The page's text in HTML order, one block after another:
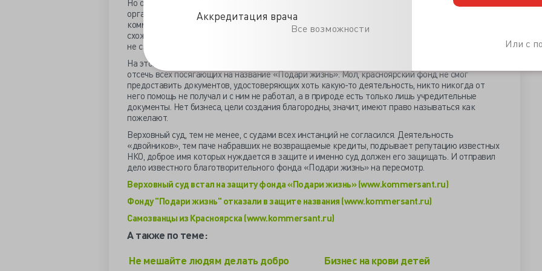
Аккредитация врача
Все возможности
Или с
Но оказалось, российское законодательство не определилось с правом некоммерческих
организаций на защиту имени собственного. Закон запрещает использовать «клоновое» имя в
коммерческих целях, не разрешает похожести названий политических партий, а про запрет на
схожее наименование не занимающихся коммерцией благотворительных фондов ничего в нём
не сказано.
На этом основании все судебные инстанции отказали фонду Корзун и Хаматовой в желании
отсечь всех посягающих на название «Подари жизнь». Мол, красноярский фонд не смог
предоставить документов, удостоверяющих хоть какую-то деятельность, никто никогда от
него помощь не получал и с ним не работал, а в природе есть только лишь учредительные
документы. Нет бизнеса, цели создания благородны, значит, имеют право называться как
пожелают.
Верховный суд, тем не менее, с судами всех инстанций не согласился. Деятельность
«двойников», тем паче набравших не возвращаемые кредиты, подрывает репутацию известных
НКО, доброе имя которых нуждается в защите и именно суд должен его защищать. И отправил
дело известного благотворительного фонда «Подари жизнь» на пересмотр.
Верховный суд встал на защиту фонда «Подари жизнь» (www.kommersant.ru)
Фонду "Подари жизнь" отказали в защите названия (www.kommersant.ru)
Самозванцы из Красноярска (www.kommersant.ru)
А также по теме:
Не мешайте людям делать добро
Бизнес на крови детей